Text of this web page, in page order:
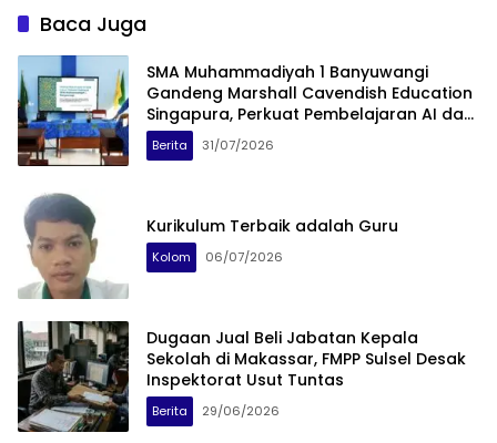
Baca Juga
SMA Muhammadiyah 1 Banyuwangi
Gandeng Marshall Cavendish Education
Singapura, Perkuat Pembelajaran AI dan
Coding
Berita 31/07/2026
Kurikulum Terbaik adalah Guru
Kolom 06/07/2026
Dugaan Jual Beli Jabatan Kepala
Sekolah di Makassar, FMPP Sulsel Desak
Inspektorat Usut Tuntas
Berita 29/06/2026